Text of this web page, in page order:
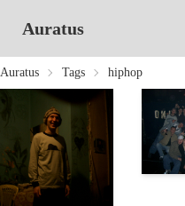
Auratus
Auratus Tags hiphop